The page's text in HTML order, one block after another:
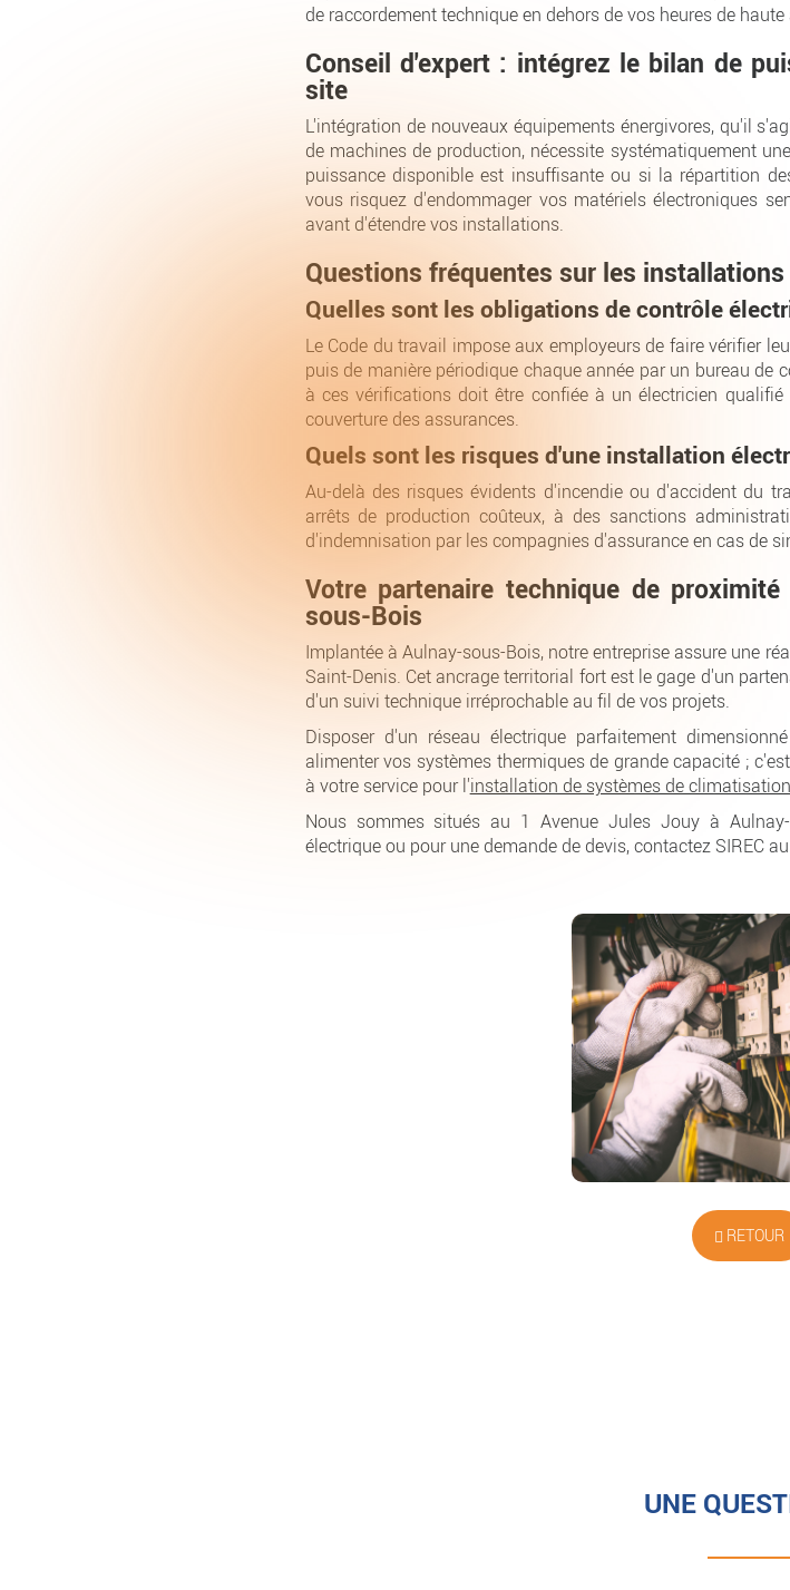
de raccordement technique en dehors de vos heures de haute
Conseil d'expert : intégrez le bilan de
site
L'intégration de nouveaux équipements énergivores, qu'il
de machines de production, nécessite systématiquement
puissance disponible est insuffisante ou si la répartition
vous risquez d'endommager vos matériels électroniques
avant d'étendre vos installations.
Questions fréquentes sur les
Quelles sont les obligations de contrôle
Le Code du travail impose aux employeurs de faire vérifier
puis de manière périodique chaque année par un bureau de
à ces vérifications doit être confiée à un électricien
couverture des assurances.
Quels sont les risques d'une installation
Au-delà des risques évidents d'incendie ou d'accident du
arrêts de production coûteux, à des sanctions
d'indemnisation par les compagnies d'assurance en cas de
Votre partenaire technique de
sous-Bois
Implantée à Aulnay-sous-Bois, notre entreprise assure une
Saint-Denis. Cet ancrage territorial fort est le gage d'un
d'un suivi technique irréprochable au fil de vos projets.
Disposer d'un réseau électrique parfaitement
alimenter vos systèmes thermiques de grande capacité ;
à votre service pour l'installation de systèmes de climatisation
Nous sommes situés au 1 Avenue Jules Jouy à
électrique ou pour une demande de devis, contactez SIREC
RETOUR
UNE